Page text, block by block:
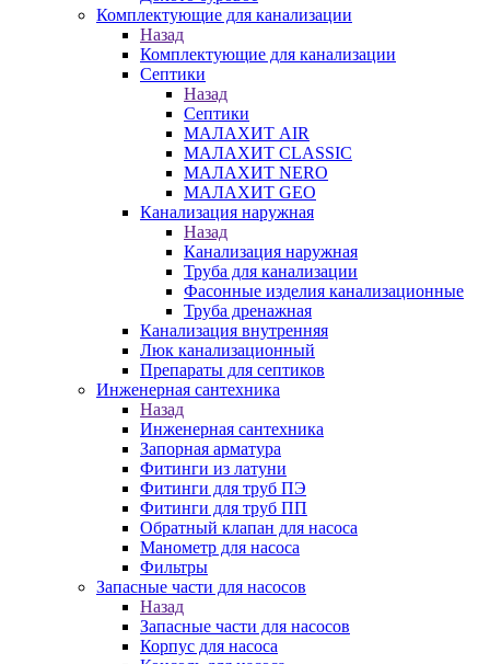
Комплектующие для канализации
Назад
Комплектующие для канализации
Септики
Назад
Септики
МАЛАХИТ AIR
МАЛАХИТ CLASSIC
МАЛАХИТ NERO
МАЛАХИТ GEO
Канализация наружная
Назад
Канализация наружная
Труба для канализации
Фасонные изделия канализационные
Труба дренажная
Канализация внутренняя
Люк канализационный
Препараты для септиков
Инженерная сантехника
Назад
Инженерная сантехника
Запорная арматура
Фитинги из латуни
Фитинги для труб ПЭ
Фитинги для труб ПП
Обратный клапан для насоса
Манометр для насоса
Фильтры
Запасные части для насосов
Назад
Запасные части для насосов
Корпус для насоса